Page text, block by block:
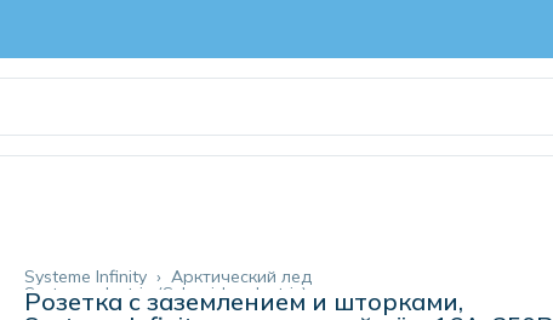
Арктический лед
Systeme Infinity ›
Systeme electric (Schneider electric)
Розетки и выключатели скрытого монтажа ›
Розетка с заземлением и шторками,